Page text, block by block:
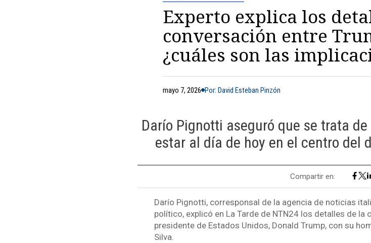
Experto explica los
conversación entre
¿cuáles son las
mayo 7, 2026 Por: David Esteban Pinzón
Darío Pignotti aseguró que se trata
estar al día de hoy en el centro del
Compartir en:
Darío Pignotti, corresponsal de la agencia de noticias
político, explicó en La Tarde de NTN24 los detalles de la
presidente de Estados Unidos, Donald Trump, con su
Silva.